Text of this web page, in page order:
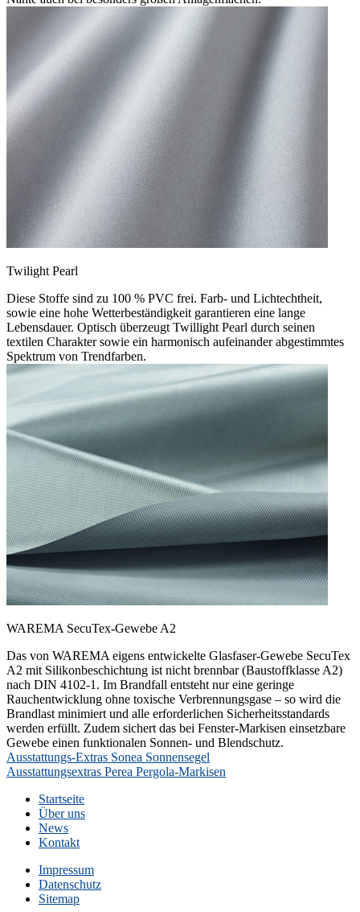
Twilight Pearl
Diese Stoffe sind zu 100 % PVC frei. Farb- und Lichtechtheit,
sowie eine hohe Wetterbeständigkeit garantieren eine lange
Lebensdauer. Optisch überzeugt Twillight Pearl durch seinen
textilen Charakter sowie ein harmonisch aufeinander abgestimmtes
Spektrum von Trendfarben.
WAREMA SecuTex-Gewebe A2
Das von WAREMA eigens entwickelte Glasfaser-Gewebe SecuTex
A2 mit Silikonbeschichtung ist nicht brennbar (Baustoffklasse A2)
nach DIN 4102-1. Im Brandfall entsteht nur eine geringe
Rauchentwicklung ohne toxische Verbrennungsgase – so wird die
Brandlast minimiert und alle erforderlichen Sicherheitsstandards
werden erfüllt. Zudem sichert das bei Fenster-Markisen einsetzbare
Gewebe einen funktionalen Sonnen- und Blendschutz.
Beitragsnavigation
Ausstattungs-Extras Sonea Sonnensegel
Ausstattungsextras Perea Pergola-Markisen
Startseite
Über uns
News
Kontakt
Impressum
Datenschutz
Sitemap